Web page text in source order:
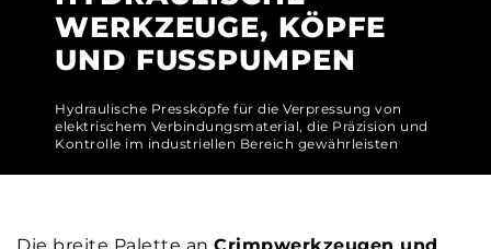
WERKZEUGE, KÖPFE
UND FUSSPUMPEN
Hydraulische Pressköpfe für die Verpressung von
elektrischem Verbindungsmaterial, die Präzision und
Kontrolle im industriellen Bereich gewährleisten